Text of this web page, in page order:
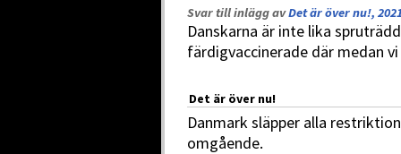
Svar till inlägg avDet är över nu!,
Danskarna är inte lika
färdigvaccinerade där medan
Det är över nu!
Danmark släpper alla
omgående.